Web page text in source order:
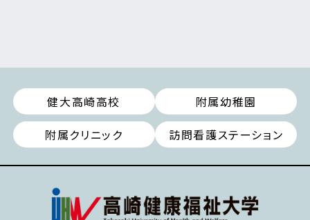
健大高崎高校
附属幼稚園
附属クリニック
訪問看護ステーション